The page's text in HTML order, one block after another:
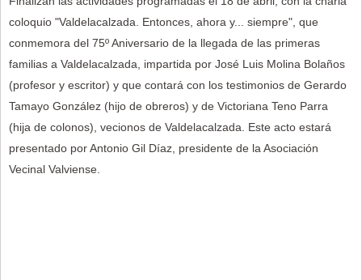
coloquio "Valdelacalzada. Entonces, ahora y... siempre", que
conmemora del 75º Aniversario de la llegada de las primeras
familias a Valdelacalzada, impartida por José Luis Molina Bolaños
(profesor y escritor) y que contará con los testimonios de Gerardo
Tamayo González (hijo de obreros) y de Victoriana Teno Parra
(hija de colonos), vecionos de Valdelacalzada. Este acto estará
presentado por Antonio Gil Díaz, presidente de la Asociación
Vecinal Valviense.